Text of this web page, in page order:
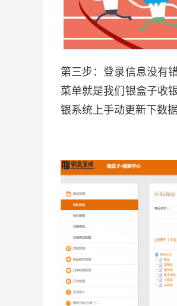
第三步：登录信息没有
菜单就是我们银盒子收
银系统上手动更新下数